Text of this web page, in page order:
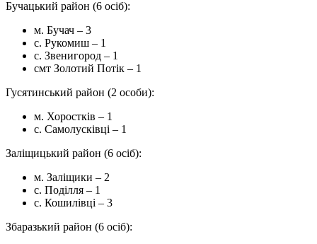
Бучацький район (6 осіб):
м. Бучач – 3
с. Рукомиш – 1
с. Звенигород – 1
смт Золотий Потік – 1
Гусятинський район (2 особи):
м. Хоростків – 1
с. Самолусківці – 1
Заліщицький район (6 осіб):
м. Заліщики – 2
с. Поділля – 1
с. Кошилівці – 3
Збаразький район (6 осіб):